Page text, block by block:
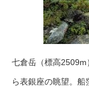
七倉岳（標高
ら表銀座の眺望。